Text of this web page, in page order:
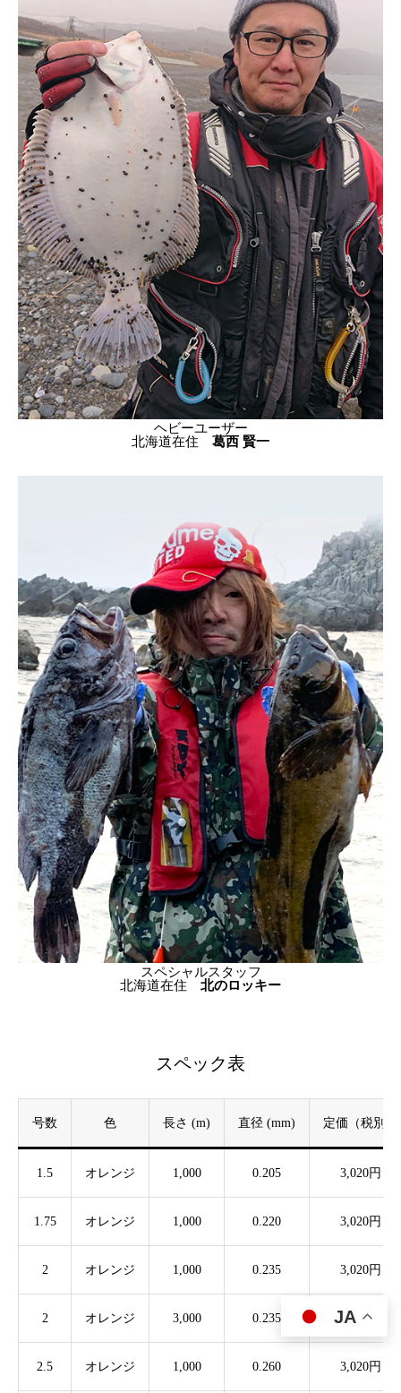
ヘビーユーザー
北海道在住 葛西 賢一
スペシャルスタッフ
北海道在住 北のロッキー
スペック表
号数 色 長さ (m) 直径 (mm) 定価（税別）
1.5 オレンジ 1,000 0.205 3,020円
1.75 オレンジ 1,000 0.220 3,020円
2 オレンジ 1,000 0.235 3,020円
2 オレンジ 3,000 0.235 6,930円
2.5 オレンジ 1,000 0.260 3,020円
 
JA